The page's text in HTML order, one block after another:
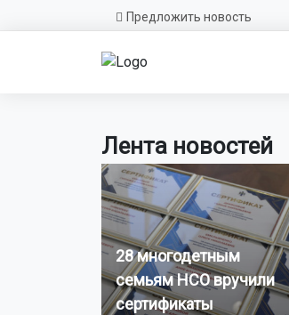
Предложить новость
Лента новостей
28 многодетным
семьям НСО вручили
сертификаты